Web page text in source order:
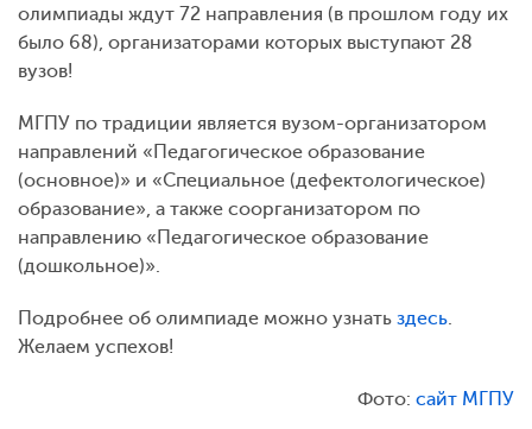
олимпиады ждут 72 направления (в прошлом году их
было 68), организаторами которых выступают 28
вузов!
МГПУ по традиции является вузом-организатором
направлений «Педагогическое образование
(основное)» и «Специальное (дефектологическое)
образование», а также соорганизатором по
направлению «Педагогическое образование
(дошкольное)».
Подробнее об олимпиаде можно узнать здесь.
Желаем успехов!
Фото: сайт МГПУ